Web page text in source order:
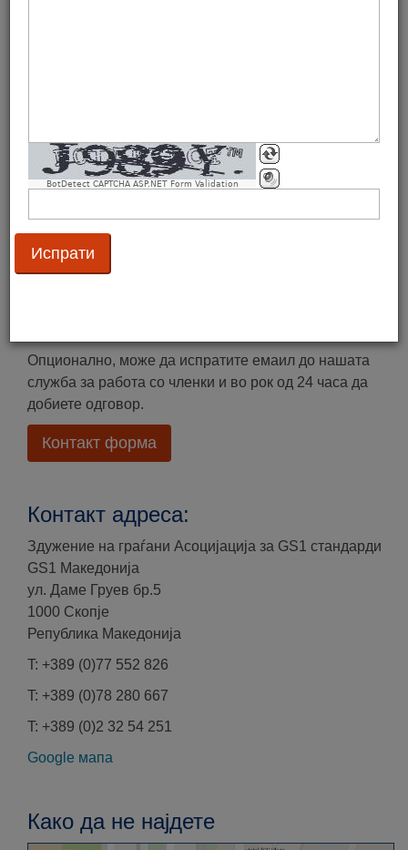
Можете да не контактирате и на email
прекуgs1mk@gs1mk.org.mk– наша заложба е на
од GS1 Македонија, притиснете
Опционално, може да испратите емаил до нашата
служба за работа со членки и во рок од 24 часа да
добиете одговор.
Контакт форма
BotDetect CAPTCHA ASP.NET Form Validation
Контакт адреса:
Здужение на граѓани Асоцијација за GS1 стандарди
GS1 Македонија
ул. Даме Груев бр.5
1000 Скопје
Република Македонија
T: +389 (0)77 552 826
T: +389 (0)78 280 667
T: +389 (0)2 32 54 251
Google мапа
Како да не најдете